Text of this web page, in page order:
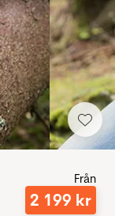
Från
2 199 kr